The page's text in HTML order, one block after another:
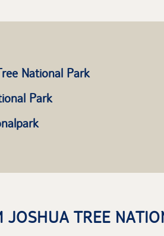
National Park
Park
JOSHUA TREE